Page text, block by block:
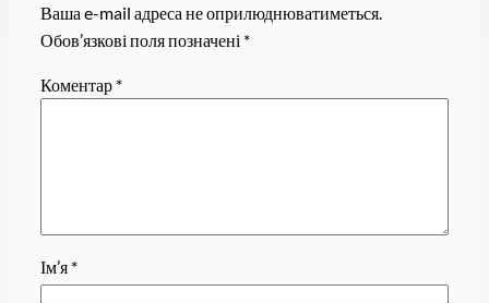
Ваша e-mail адреса не оприлюднюватиметься.
Обов’язкові поля позначені *
Коментар *
Ім’я *